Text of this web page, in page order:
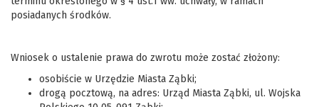
posiadanych środków.
Wniosek o ustalenie prawa do zwrotu może zostać złożony:
osobiście w Urzędzie Miasta Ząbki;
drogą pocztową, na adres: Urząd Miasta Ząbki, ul. Wojska